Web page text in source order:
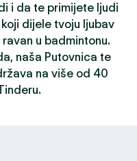
i da te primijete ljudi
dijele tvoju ljubav
u badmintonu.
naša Putovnica te
na više od 40